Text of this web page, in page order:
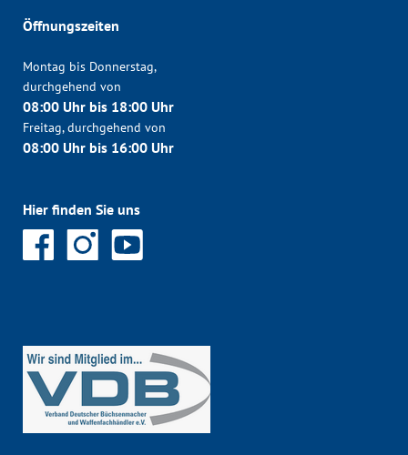
Öffnungszeiten
Montag bis Donnerstag,
durchgehend von
08:00 Uhr bis 18:00 Uhr
Freitag, durchgehend von
08:00 Uhr bis 16:00 Uhr
Hier finden Sie uns